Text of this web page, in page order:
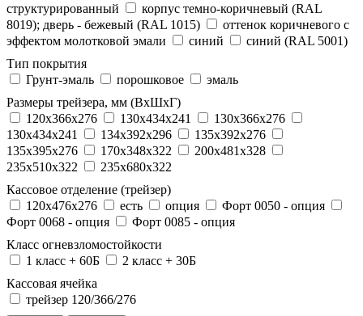
структурированный
корпус темно-коричневый (RAL
8019); дверь - бежевый (RAL 1015)
оттенок коричневого с
эффектом молотковой эмали
синий
синий (RAL 5001)
Тип покрытия
Грунт-эмаль
порошковое
эмаль
Размеры трейзера, мм (ВхШхГ)
120x366x276
130x434x241
130х366х276
130х434х241
134x392x296
135x392x276
135x395x276
170x348x322
200x481x328
235x510x322
235x680x322
Кассовое отделение (трейзер)
120х476х276
есть опция
Форт 0050 - опция
Форт 0068 - опция
Форт 0085 - опция
Класс огневзломостойкости
1 класс + 60Б
2 класс + 30Б
Кассовая ячейка
трейзер 120/366/276